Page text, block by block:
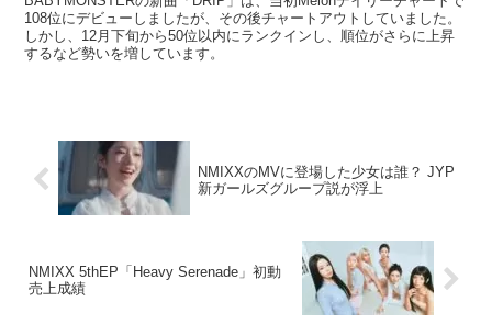
108位にデビューしましたが、その後チャートアウトしていました。
しかし、12月下旬から50位以内にランクインし、順位がさらに上昇
するなど勢いを増しています。
NMIXXのMVに登場した少女は誰？ JYP
新ガールズグループ説が浮上
NMIXX 5thEP「Heavy Serenade」初動
売上成績